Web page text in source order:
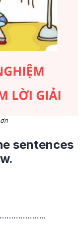
sentences